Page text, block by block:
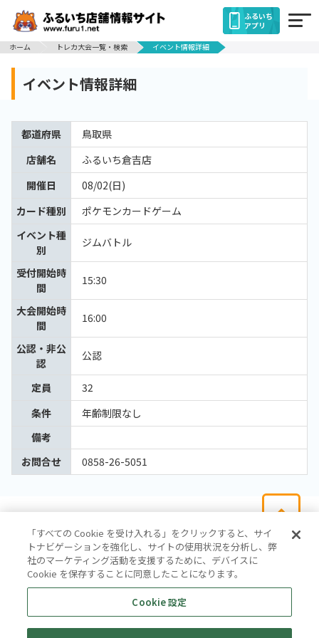
ふるいち
アプリ
ホーム
トレカ大会一覧・検索 イベント情報詳細
イベント情報詳細
都道府県
鳥取県
店舗名
ふるいち倉吉店
開催日
08/02(日)
カード種別
ポケモンカードゲーム
イベント種
別
ジムバトル
受付開始時
間
15:30
大会開始時
間
16:00
公認・非公
認
公認
定員
32
条件
年齢制限なし
備考
お問合せ
0858-26-5051
会社概要
サイトマップ
お問い合わせ
個人情報保護方針
株式会社テイツー
「すべての Cookie を受け入れる」をクリックすると、サイ
トナビゲーションを強化し、サイトの使用状況を分析し、弊
社のマーケティング活動を支援するために、デバイスに
Cookie を保存することに同意したことになります。
Cookie 設定